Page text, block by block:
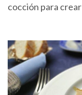
cocción para